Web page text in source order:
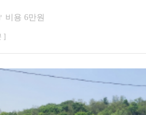
비용 6만원
]